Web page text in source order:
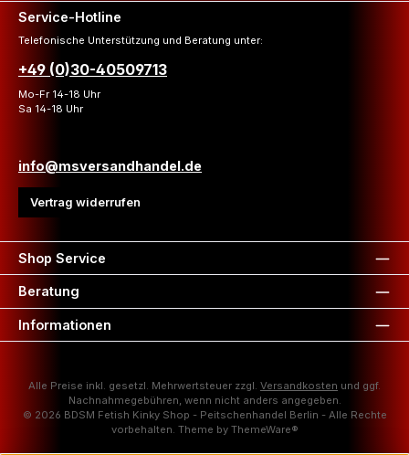
Service-Hotline
Telefonische Unterstützung und Beratung unter:
+49 (0)30-40509713
Mo-Fr 14-18 Uhr
Sa 14-18 Uhr
info@msversandhandel.de
Vertrag widerrufen
Shop Service
Beratung
Informationen
Alle Preise inkl. gesetzl. Mehrwertsteuer zzgl. Versandkosten und ggf.
Nachnahmegebühren, wenn nicht anders angegeben.
© 2026 BDSM Fetish Kinky Shop - Peitschenhandel Berlin - Alle Rechte
vorbehalten. Theme by ThemeWare®